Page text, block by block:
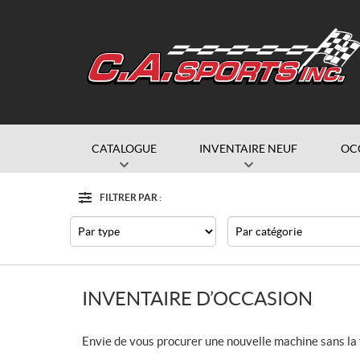
CATALOGUE INVENTAIRE NEUF
FILTRER PAR :
Filtre
INVENTAIRE D’OCCASION
Envie de vous procurer une nouvelle machine sans